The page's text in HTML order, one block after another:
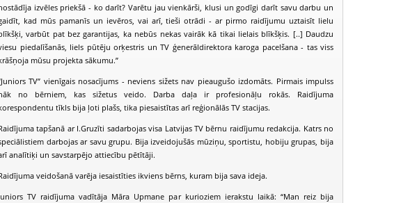
03-12) Juniors TV (2006-03-19) Juniors TV (2006-03-26)
izvēles priekšā - ko darīt? Varētu jau vienkārši, klusi un godīgi darīt savu darbu un
kad mūs pamanīs un ievēros, vai arī, tieši otrādi - ar pirmo raidījumu uztaisīt lielu
varbūt pat bez garantijas, ka nebūs nekas vairāk kā tikai lielais blīkšķis. [..] Daudzu
piedalīšanās, liels pūtēju orķestris un TV ģenerāldirektora karoga pacelšana - tas viss
mūsu projekta sākumu.”
TV” vienīgais nosacījums - neviens sižets nav pieaugušo izdomāts. Pirmais impulss
no bērniem, kas sižetus veido. Darba daļa ir profesionāļu rokās. Raidījuma
tīkls bija ļoti plašs, tika piesaistītas arī reģionālās TV stacijas.
tapšanā ar I.Gruzīti sadarbojas visa Latvijas TV bērnu raidījumu redakcija. Katrs no
darbojas ar savu grupu. Bija izveidojušās mūziņu, sportistu, hobiju grupas, bija
analītiķi un savstarpējo attiecību pētītāji.
veidošanā varēja iesaistīties ikviens bērns, kuram bija sava ideja.
TV raidījuma vadītāja Māra Upmane par kurioziem ierakstu laikā: “Man reiz bija